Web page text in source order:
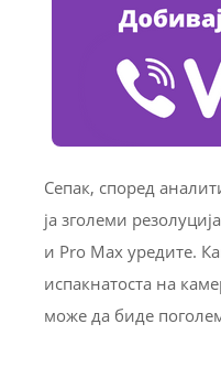
Сепак, според
ја зголеми
и Pro Max уредите.
испакнатоста на
може да биде